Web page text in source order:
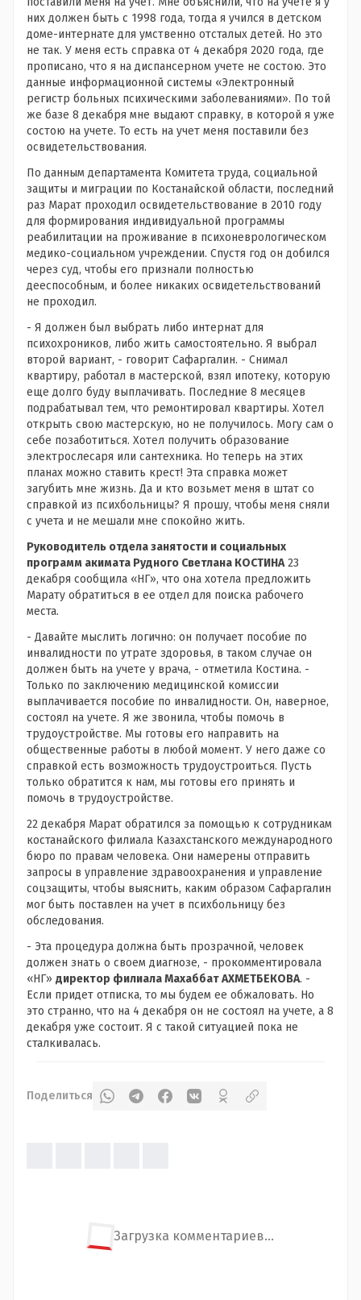
них должен быть с 1998 года, тогда я учился в детском
доме-интернате для умственно отсталых детей. Но это
не так. У меня есть справка от 4 декабря 2020 года, где
прописано, что я на диспансерном учете не состою. Это
данные информационной системы «Электронный
регистр больных психическими заболеваниями». По той
же базе 8 декабря мне выдают справку, в которой я уже
состою на учете. То есть на учет меня поставили без
освидетельствования.
По данным департамента Комитета труда, социальной
защиты и миграции по Костанайской области, последний
раз Марат проходил освидетельствование в 2010 году
для формирования индивидуальной программы
реабилитации на проживание в психоневрологическом
медико-социальном учреждении. Спустя год он добился
через суд, чтобы его признали полностью
дееспособным, и более никаких освидетельствований
не проходил.
- Я должен был выбрать либо интернат для
психохроников, либо жить самостоятельно. Я выбрал
второй вариант, - говорит Сафаргалин. - Снимал
квартиру, работал в мастерской, взял ипотеку, которую
еще долго буду выплачивать. Последние 8 месяцев
подрабатывал тем, что ремонтировал квартиры. Хотел
открыть свою мастерскую, но не получилось. Могу сам о
себе позаботиться. Хотел получить образование
электрослесаря или сантехника. Но теперь на этих
планах можно ставить крест! Эта справка может
загубить мне жизнь. Да и кто возьмет меня в штат со
справкой из психбольницы? Я прошу, чтобы меня сняли
с учета и не мешали мне спокойно жить.
Руководитель отдела занятости и социальных
программ акимата Рудного Светлана КОСТИНА23
декабря сообщила «НГ», что она хотела предложить
Марату обратиться в ее отдел для поиска рабочего
места.
- Давайте мыслить логично: он получает пособие по
инвалидности по утрате здоровья, в таком случае он
должен быть на учете у врача, - отметила Костина. -
Только по заключению медицинской комиссии
выплачивается пособие по инвалидности. Он, наверное,
состоял на учете. Я же звонила, чтобы помочь в
трудоустройстве. Мы готовы его направить на
общественные работы в любой момент. У него даже со
справкой есть возможность трудоустроиться. Пусть
только обратится к нам, мы готовы его принять и
помочь в трудоустройстве.
22 декабря Марат обратился за помощью к сотрудникам
костанайского филиала Казахстанского международного
бюро по правам человека. Они намерены отправить
запросы в управление здравоохранения и управление
соцзащиты, чтобы выяснить, каким образом Сафаргалин
мог быть поставлен на учет в психбольницу без
обследования.
- Эта процедура должна быть прозрачной, человек
должен знать о своем диагнозе, - прокомментировала
«НГ» директор филиала Махаббат АХМЕТБЕКОВА. -
Если придет отписка, то мы будем ее обжаловать. Но
это странно, что на 4 декабря он не состоял на учете, а 8
декабря уже состоит. Я с такой ситуацией пока не
сталкивалась.
Поделиться
Загрузка комментариев...